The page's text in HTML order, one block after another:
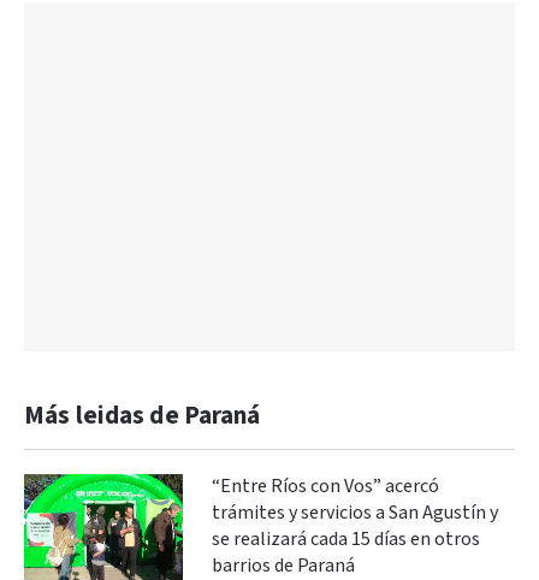
Más leidas de Paraná
“Entre Ríos con Vos” acercó
trámites y servicios a San Agustín y
se realizará cada 15 días en otros
barrios de Paraná